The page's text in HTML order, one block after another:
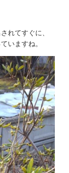
れてすぐに、
いますね。